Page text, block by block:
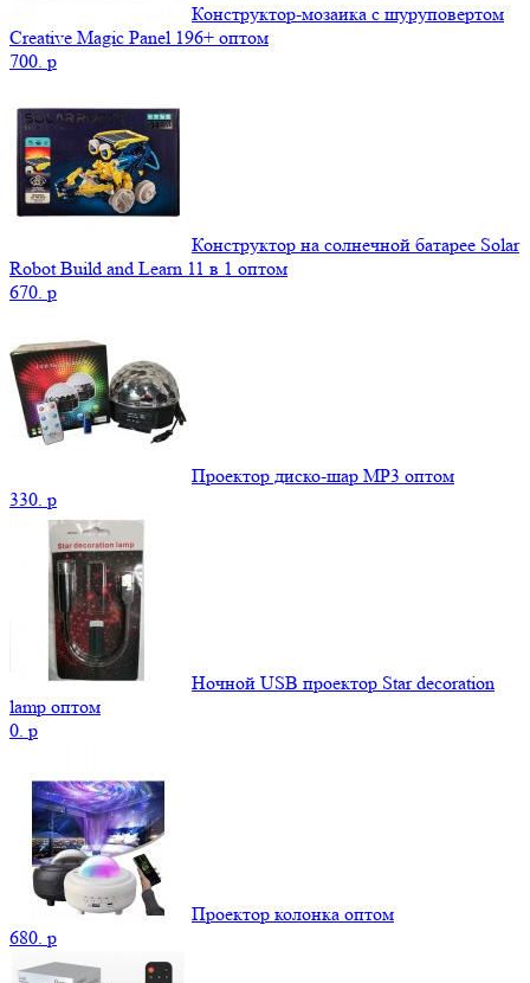
Конструктор-мозаика с шуруповертом
Creative Magic Panel 196+ оптом
700. p
Конструктор на солнечной батарее Solar
Robot Build and Learn 11 в 1 оптом
670. p
Проектор диско-шар MP3 оптом
330. p
Ночной USB проектор Star decoration
lamp оптом
0. p
Проектор колонка оптом
680. p